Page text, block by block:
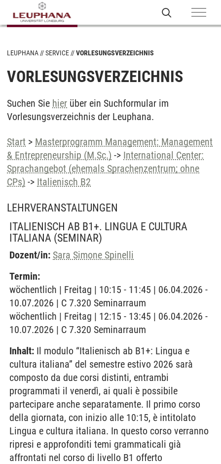
LEUPHANA SERVICE VORLESUNGSVERZEICHNIS
VORLESUNGSVERZEICHNIS
Suchen Sie hier über ein Suchformular im
Vorlesungsverzeichnis der Leuphana.
Start > Masterprogramm Management: Management
& Entrepreneurship (M.Sc.) -> International Center:
Sprachangebot (ehemals Sprachenzentrum; ohne
CPs) -> Italienisch B2
LEHRVERANSTALTUNGEN
ITALIENISCH AB B1+. LINGUA E CULTURA
ITALIANA (SEMINAR)
Dozent/in: Sara Simone Spinelli
Termin:
wöchentlich | Freitag | 10:15 - 11:45 | 06.04.2026 -
10.07.2026 | C 7.320 Seminarraum
wöchentlich | Freitag | 12:15 - 13:45 | 06.04.2026 -
10.07.2026 | C 7.320 Seminarraum
Inhalt: Il modulo “Italienisch ab B1+: Lingua e
cultura italiana” del semestre estivo 2026 sarà
composto da due corsi distinti, entrambi
programmati il venerdì, ai quali è possibile
partecipare anche separatamente. Il primo corso
della giornata, con inizio alle 10:15, è intitolato
Lingua e cultura italiana. In questo corso verranno
ripresi e approfonditi temi grammaticali già
affrontati nel corso di livello B1 offerto